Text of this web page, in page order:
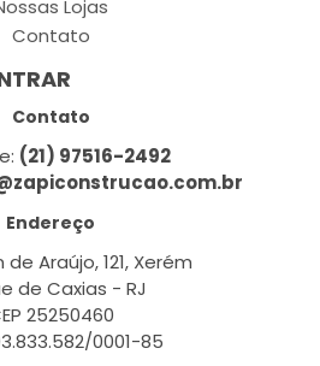
Lojas
Contato
Contato
(21) 97516-2492
Endereço
de Araújo, 121, Xerém
de Caxias - RJ
25250460
0001-85